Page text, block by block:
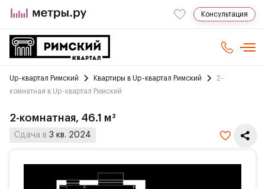
Консультация
Up-квартал Римский Квартиры в Up-квартал Римский
2-
комнатная в Up-квартал Римский
2-комнатная, 46.1 м²
Сдача в 3 кв. 2024